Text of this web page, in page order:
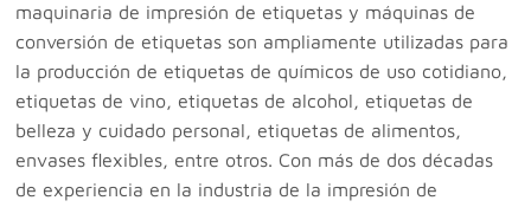
maquinaria de impresión de etiquetas y máquinas de
conversión de etiquetas son ampliamente utilizadas para
la producción de etiquetas de químicos de uso cotidiano,
etiquetas de vino, etiquetas de alcohol, etiquetas de
belleza y cuidado personal, etiquetas de alimentos,
envases flexibles, entre otros. Con más de dos décadas
de experiencia en la industria de la impresión de